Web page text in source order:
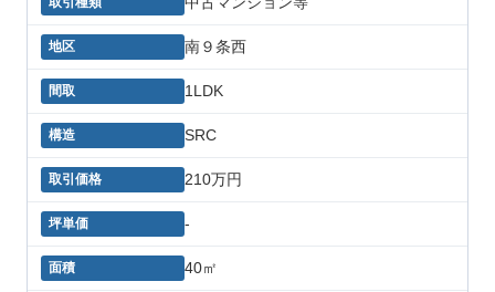
南９条西
1LDK
SRC
210万円
-
40㎡